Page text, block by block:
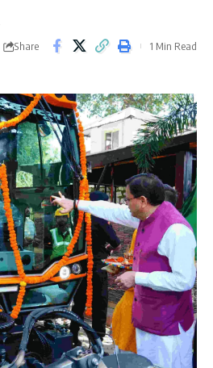
Share 1 Min Read